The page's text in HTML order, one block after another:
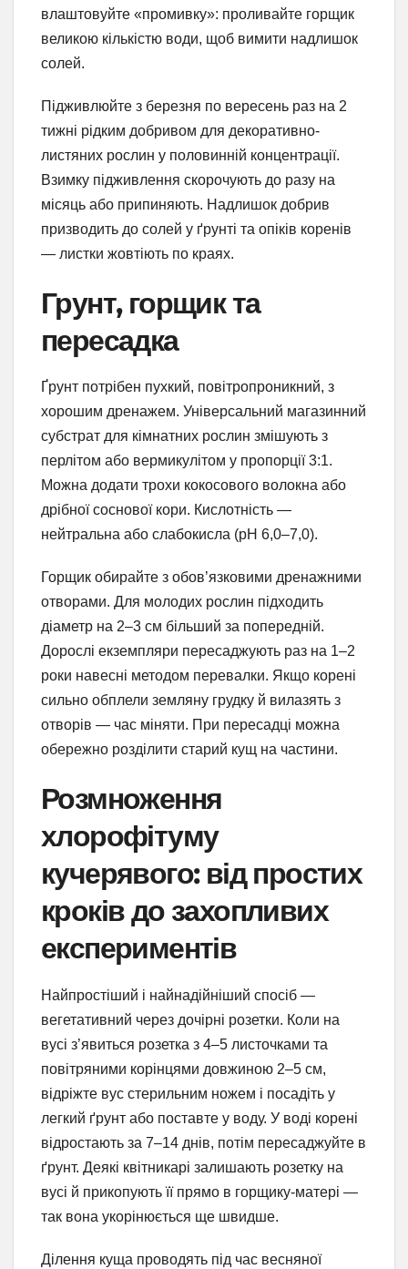
влаштовуйте «промивку»: проливайте горщик
великою кількістю води, щоб вимити надлишок
солей.
Підживлюйте з березня по вересень раз на 2
тижні рідким добривом для декоративно-
листяних рослин у половинній концентрації.
Взимку підживлення скорочують до разу на
місяць або припиняють. Надлишок добрив
призводить до солей у ґрунті та опіків коренів
— листки жовтіють по краях.
Грунт, горщик та
пересадка
Ґрунт потрібен пухкий, повітропроникний, з
хорошим дренажем. Універсальний магазинний
субстрат для кімнатних рослин змішують з
перлітом або вермикулітом у пропорції 3:1.
Можна додати трохи кокосового волокна або
дрібної соснової кори. Кислотність —
нейтральна або слабокисла (pH 6,0–7,0).
Горщик обирайте з обов’язковими дренажними
отворами. Для молодих рослин підходить
діаметр на 2–3 см більший за попередній.
Дорослі екземпляри пересаджують раз на 1–2
роки навесні методом перевалки. Якщо корені
сильно обплели земляну грудку й вилазять з
отворів — час міняти. При пересадці можна
обережно розділити старий кущ на частини.
Розмноження
хлорофітуму
кучерявого: від простих
кроків до захопливих
експериментів
Найпростіший і найнадійніший спосіб —
вегетативний через дочірні розетки. Коли на
вусі з’явиться розетка з 4–5 листочками та
повітряними корінцями довжиною 2–5 см,
відріжте вус стерильним ножем і посадіть у
легкий ґрунт або поставте у воду. У воді корені
відростають за 7–14 днів, потім пересаджуйте в
ґрунт. Деякі квітникарі залишають розетку на
вусі й прикопують її прямо в горщику-матері —
так вона укорінюється ще швидше.
Ділення куща проводять під час весняної